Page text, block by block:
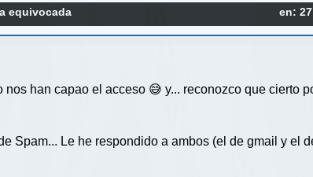
en:
equivocada
han capao el acceso 😅 y... reconozco que cierto
Spam... Le he respondido a ambos (el de gmail y el